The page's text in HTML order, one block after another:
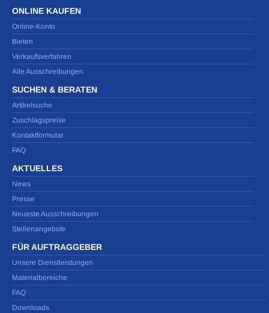
ONLINE KAUFEN
Online-Konto
Bieten
Verkaufsverfahren
Alle Ausschreibungen
SUCHEN & BERATEN
Artikelsuche
Zuschlagspreise
Kontaktformular
FAQ
AKTUELLES
News
Presse
Neueste Ausschreibungen
Stellenangebote
FÜR AUFTRAGGEBER
Unsere Dienstleistungen
Materialbereiche
FAQ
Downloads